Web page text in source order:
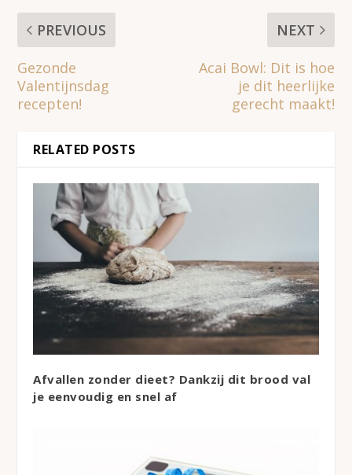
PREVIOUS
Gezonde
Valentijnsdag
recepten!
NEXT
Acai Bowl: Dit is hoe
je dit heerlijke
gerecht maakt!
RELATED POSTS
Afvallen zonder dieet? Dankzij dit brood val
je eenvoudig en snel af